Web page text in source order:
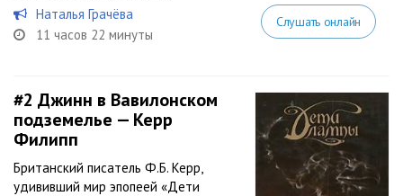
Наталья Грачёва
11 часов 22 минуты
Слушать онлайн
#2 Джинн в Вавилонском
подземелье — Керр
Филипп
Британский писатель Ф.Б. Керр,
удививший мир эпопеей «Дети